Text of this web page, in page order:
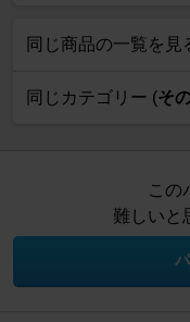
同じ商品の一覧を見
同じカテゴリー (そ
この
難しいと